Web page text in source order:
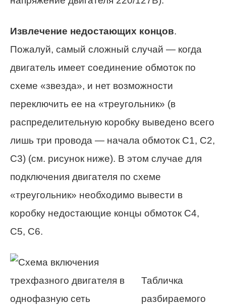
Извлечение недостающих концов.
Пожалуй, самый сложный случай — когда
двигатель имеет соединение обмоток по
схеме «звезда», и нет возможности
переключить ее на «треугольник» (в
распределительную коробку выведено всего
лишь три провода — начала обмоток С1, С2,
С3) (см. рисунок ниже). В этом случае для
подключения двигателя по схеме
«треугольник» необходимо вывести в
коробку недостающие концы обмоток С4,
С5, С6.
Табличка
разбираемого